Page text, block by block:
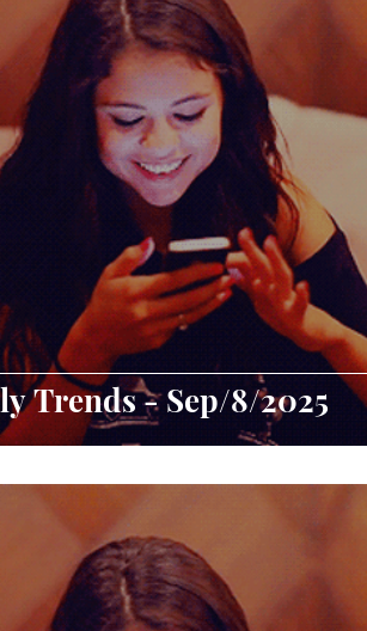
Trends - Sep/8/2025